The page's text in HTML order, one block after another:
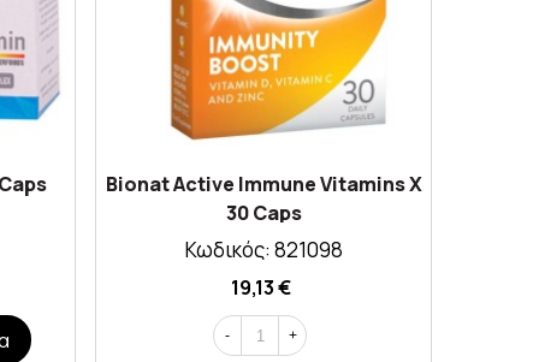
Bionat Active Immune Vitamins X
30 Caps
Κωδικός: 821098
19,13 €
- +